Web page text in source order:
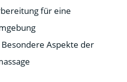
für eine
Besondere Aspekte der